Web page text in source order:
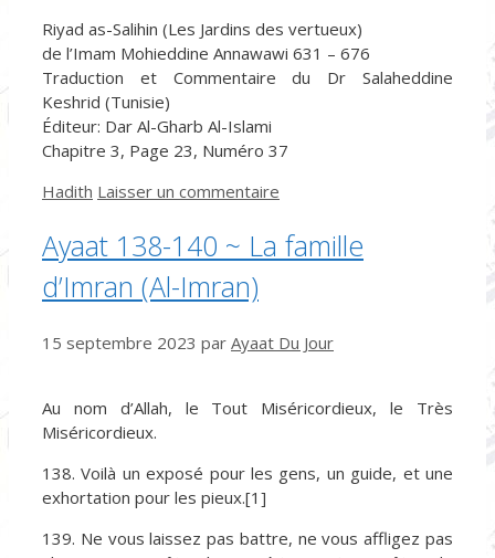
Riyad as-Salihin (Les Jardins des vertueux)
de l’Imam Mohieddine Annawawi 631 – 676
Traduction et Commentaire du Dr Salaheddine
Keshrid (Tunisie)
Éditeur: Dar Al-Gharb Al-Islami
Chapitre 3, Page 23, Numéro 37
Catégories
Hadith Laisser un commentaire
Ayaat 138-140 ~ La famille
d’Imran (Al-Imran)
15 septembre 2023 par Ayaat Du Jour
Au nom d’Allah, le Tout Miséricordieux, le Très
Miséricordieux.
138. Voilà un exposé pour les gens, un guide, et une
exhortation pour les pieux.[1]
139. Ne vous laissez pas battre, ne vous affligez pas